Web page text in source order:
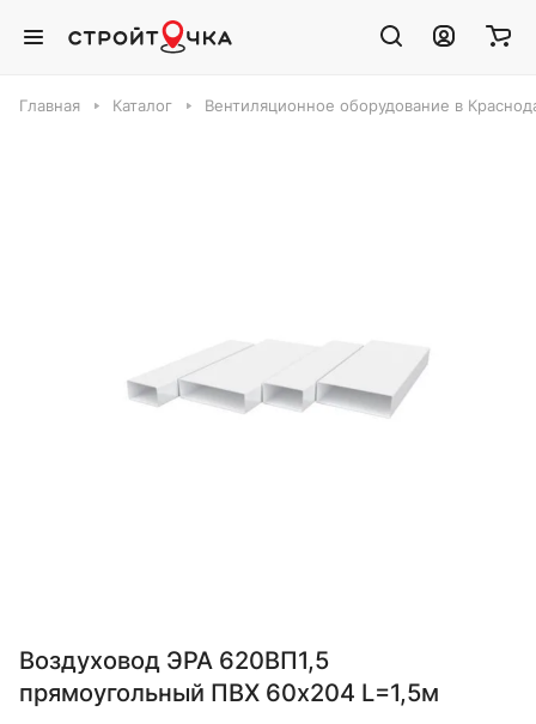
Главная Каталог Вентиляционное оборудование в
Воздуховод ЭРА 620ВП1,5
прямоугольный ПВХ 60х204 L=1,5м